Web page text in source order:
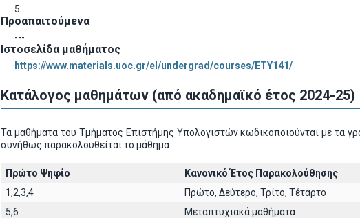
5
Προαπαιτούμενα
---
Ιστοσελίδα μαθήματος
https://www.materials.uoc.gr/el/undergrad/courses/ETY141/
Κατάλογος μαθημάτων (από ακαδημαϊκό έτος 2024-25)
Τα μαθήματα του Τμήματος Επιστήμης Υπολογιστών κωδικοποιούνται με τα
συνήθως παρακολουθείται το μάθημα:
Πρώτο Ψηφίο
Κανονικό Έτος Παρακολούθησης
1,2,3,4
Πρώτο, Δεύτερο, Τρίτο, Τέταρτο
5,6
Μεταπτυχιακά μαθήματα